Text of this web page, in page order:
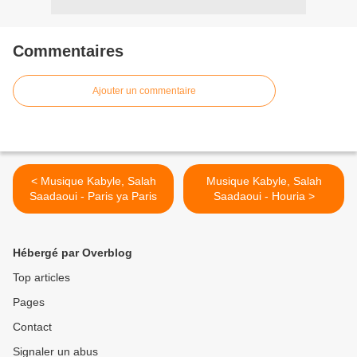
Commentaires
Ajouter un commentaire
< Musique Kabyle, Salah
Saadaoui - Paris ya Paris
Musique Kabyle, Salah
Saadaoui - Houria >
Hébergé par Overblog
Top articles
Pages
Contact
Signaler un abus